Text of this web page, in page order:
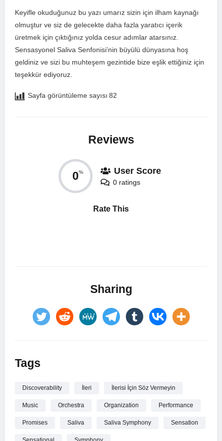
Keyifle okuduğunuz bu yazı umarız sizin için ilham⁢ kaynağı
olmuştur ve siz de‌ gelecekte daha fazla yaratıcı ​içerik
üretmek ‌için çıktığınız yolda cesur adımlar atarsınız.
Sensasyonel Saliva Senfonisi’nin büyülü dünyasına hoş
geldiniz ve sizi bu muhteşem gezintide bize eşlik ettiğiniz için
teşekkür ediyoruz.
Sayfa görüntüleme sayısı 82
Reviews
0% User Score
0 ratings
Rate This
Sharing
Tags
Discoverability İleri İlerisi İçin Söz Vermeyin
Music Orchestra Organization Performance
Promises Saliva Saliva Symphony Sensation